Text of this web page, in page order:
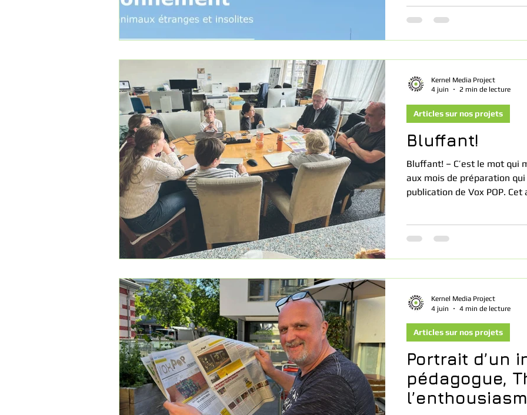
mission? En 4 séances de 2 heures chacune, créer
ensemble l’édition inédite
Bluffant!
Bluffant! – C’est le mot qui
aux mois de préparation
publication de Vox POP.
présenter cette semaine.
Articles sur nos projets
Kernel Media Project
4 juin
2 min de lecture
Portrait d’un
pédagogue,
Articles sur nos projets
Kernel Media Project
4 juin
4 min de lecture